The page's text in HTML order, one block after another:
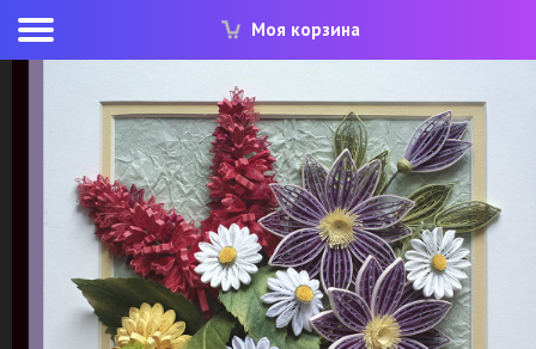
Моя корзина